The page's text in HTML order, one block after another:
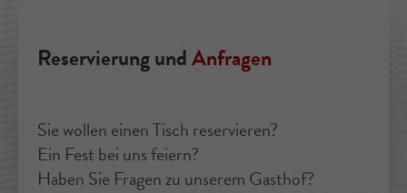
Reservierung undAnfragen
Sie wollen einen Tisch reservieren?
Ein Fest bei uns feiern?
Haben Sie Fragen zu unserem Gasthof?